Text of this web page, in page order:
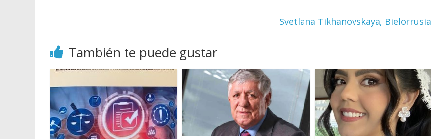
Svetlana Tikhanovskaya, Bielorrusia
También te puede gustar